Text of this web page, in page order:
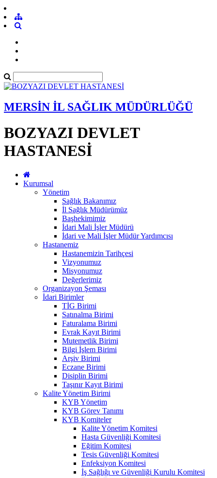
MERSİN İL SAĞLIK MÜDÜRLÜĞÜ
BOZYAZI DEVLET
HASTANESİ
Kurumsal
Yönetim
Sağlık Bakanımız
İl Sağlık Müdürümüz
Başhekimimiz
İdari Mali İşler Müdürü
İdari ve Mali İşler Müdür Yardımcısı
Hastanemiz
Hastanemizin Tarihçesi
Vizyonumuz
Misyonumuz
Değerlerimiz
Organizayon Şeması
İdari Birimler
TİG Birimi
Satınalma Birimi
Faturalama Birimi
Evrak Kayıt Birimi
Mutemetlik Birimi
Bilgi İşlem Birimi
Arşiv Birimi
Eczane Birimi
Disiplin Birimi
Taşınır Kayıt Birimi
Kalite Yönetim Birimi
KYB Yönetim
KYB Görev Tanımı
KYB Komiteler
Kalite Yönetim Komitesi
Hasta Güvenliği Komitesi
Eğitim Komitesi
Tesis Güvenliği Komitesi
Enfeksiyon Komitesi
İş Sağlığı ve Güvenliği Kurulu Komitesi